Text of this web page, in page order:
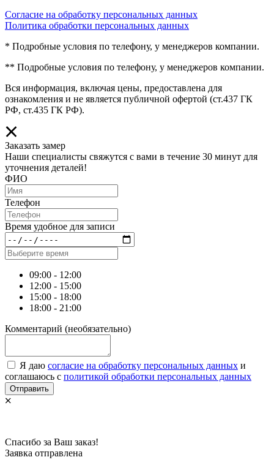
Согласие на обработку персональных данных
Политика обработки персональных данных
* Подробные условия по телефону, у менеджеров компании.
** Подробные условия по телефону, у менеджеров компании.
Вся информация, включая цены, предоставлена для
ознакомления и не является публичной офертой (ст.437 ГК
РФ, ст.435 ГК РФ).
Заказать замер
Наши специалисты свяжутся с вами в течение 30 минут для
уточнения деталей!
ФИО
Телефон
Время удобное для записи
09:00 - 12:00
12:00 - 15:00
15:00 - 18:00
18:00 - 21:00
Комментарий (необязательно)
Я даю согласие на обработку персональных данных и
соглашаюсь с политикой обработки персональных данных
Отправить
Спасибо за Ваш заказ!
Заявка отправлена